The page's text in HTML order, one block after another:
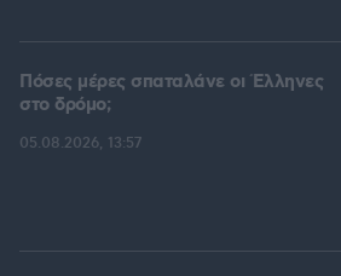
Πόσες μέρες σπαταλάνε οι Έλληνες
στο δρόμο;
05.08.2026, 13:57